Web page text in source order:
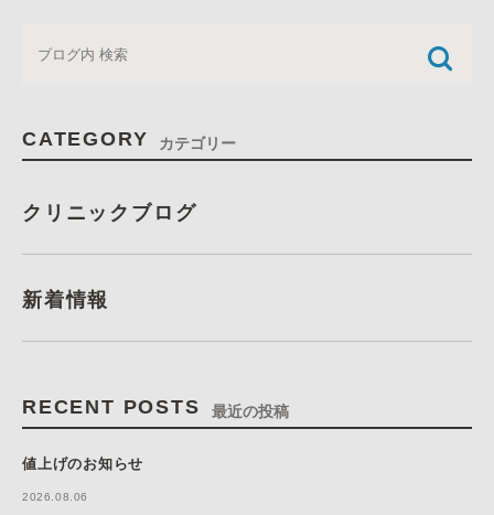
CATEGORY カテゴリー
クリニックブログ
新着情報
RECENT POSTS 最近の投稿
値上げのお知らせ
2026.08.06